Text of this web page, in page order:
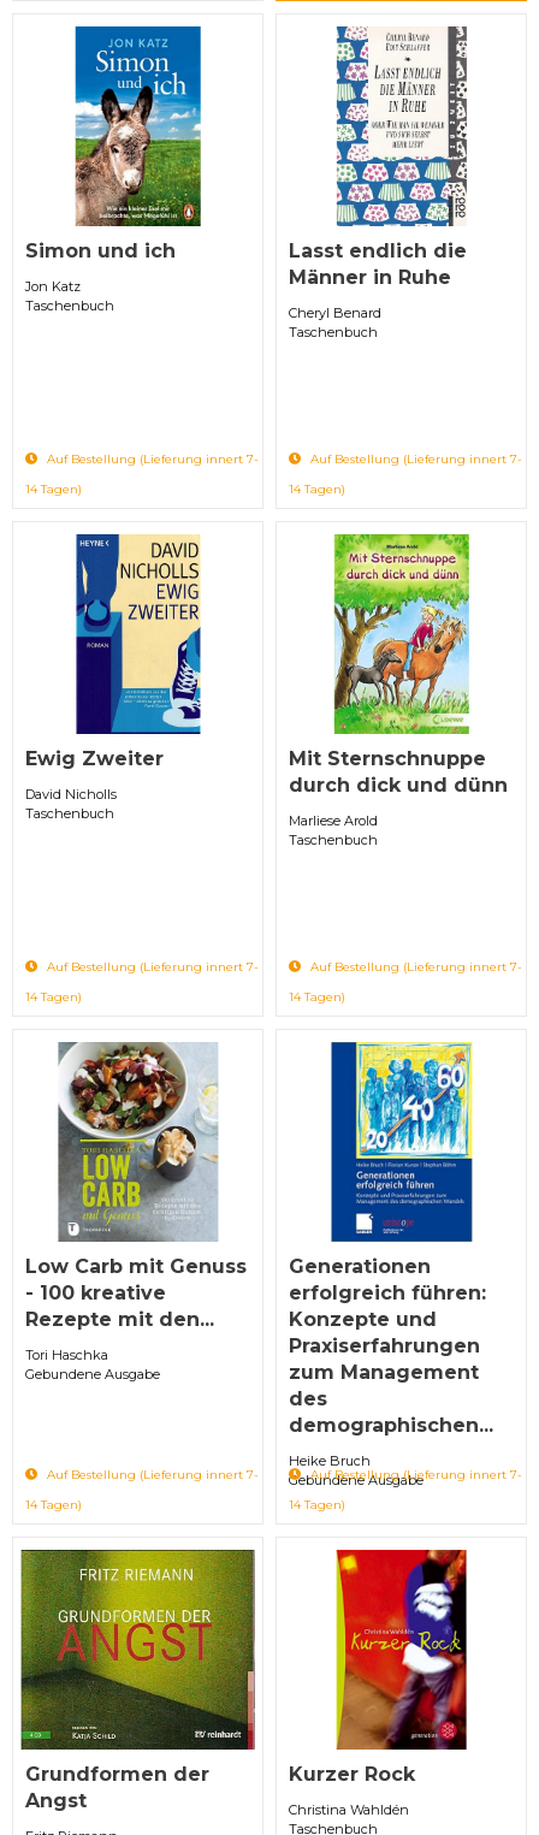
Simon und ich
Jon Katz
Taschenbuch
Auf Bestellung (Lieferung innert 7-
14 Tagen)
Lasst endlich die
Männer in Ruhe
Cheryl Benard
Taschenbuch
Auf Bestellung (Lieferung innert 7-
14 Tagen)
Ewig Zweiter
David Nicholls
Taschenbuch
Auf Bestellung (Lieferung innert 7-
14 Tagen)
Mit Sternschnuppe
durch dick und dünn
Marliese Arold
Taschenbuch
Auf Bestellung (Lieferung innert 7-
14 Tagen)
Low Carb mit Genuss
- 100 kreative
Rezepte mit den...
Tori Haschka
Gebundene Ausgabe
Auf Bestellung (Lieferung innert 7-
14 Tagen)
Generationen
erfolgreich führen:
Konzepte und
Praxiserfahrungen
zum Management
des
demographischen...
Heike Bruch
Gebundene Ausgabe
Auf Bestellung (Lieferung innert 7-
14 Tagen)
Grundformen der
Angst
Kurzer Rock
Christina Wahldén
Taschenbuch